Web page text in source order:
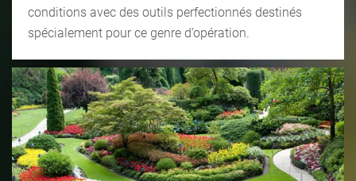
conditions avec des outils perfectionnés destinés
spécialement pour ce genre d’opération.